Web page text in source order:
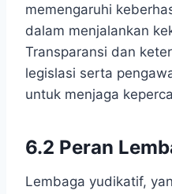
memengaruhi
dalam menjalankan
Transparansi dan
legislasi serta
untuk menjaga
6.2 Peran
Lembaga yudikatif,